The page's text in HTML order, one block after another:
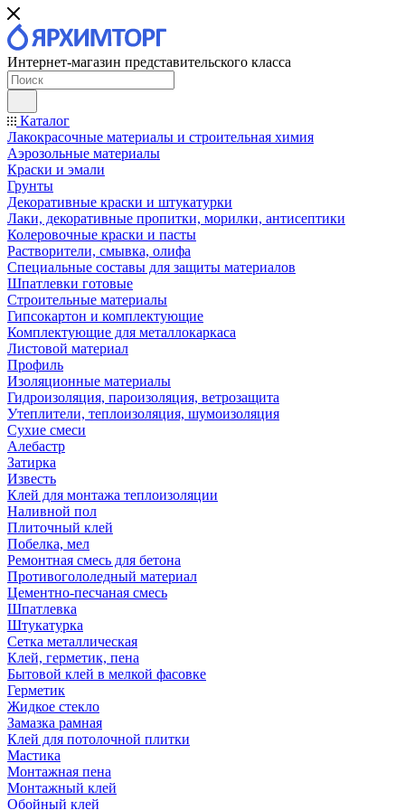
Интернет-магазин представительского класса
Каталог
Лакокрасочные материалы и строительная химия
Аэрозольные материалы
Краски и эмали
Грунты
Декоративные краски и штукатурки
Лаки, декоративные пропитки, морилки, антисептики
Колеровочные краски и пасты
Растворители, смывка, олифа
Специальные составы для защиты материалов
Шпатлевки готовые
Строительные материалы
Гипсокартон и комплектующие
Комплектующие для металлокаркаса
Листовой материал
Профиль
Изоляционные материалы
Гидроизоляция, пароизоляция, ветрозащита
Утеплители, теплоизоляция, шумоизоляция
Сухие смеси
Алебастр
Затирка
Известь
Клей для монтажа теплоизоляции
Наливной пол
Плиточный клей
Побелка, мел
Ремонтная смесь для бетона
Противогололедный материал
Цементно-песчаная смесь
Шпатлевка
Штукатурка
Сетка металлическая
Клей, герметик, пена
Бытовой клей в мелкой фасовке
Герметик
Жидкое стекло
Замазка рамная
Клей для потолочной плитки
Мастика
Монтажная пена
Монтажный клей
Обойный клей